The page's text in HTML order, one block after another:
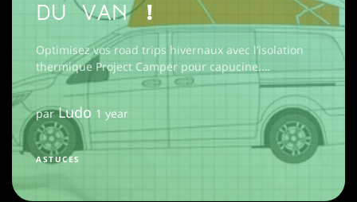
du van !
Optimisez vos road trips hivernaux avec l’isolation
thermique Project Camper pour capucine.
Installation rapide, confort accru et moins de
condensation. Découvrez-le !
parLudo 1 year
ASTUCES